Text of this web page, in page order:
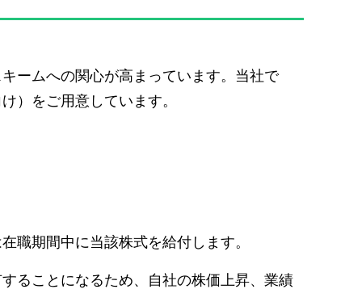
ームへの関心が高まっています。当社で
）をご用意しています。
職期間中に当該株式を給付します。
ることになるため、自社の株価上昇、業績